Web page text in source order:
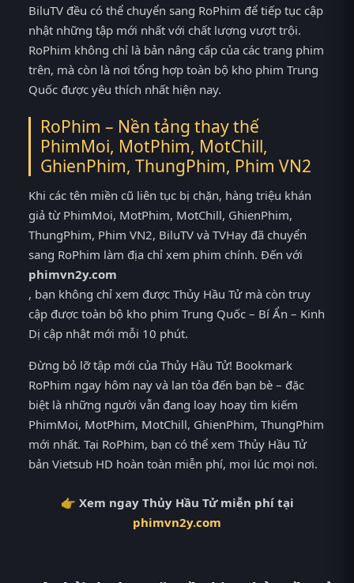
BiluTV đều có thể chuyển sang RoPhim để tiếp tục cập
nhật những tập mới nhất với chất lượng vượt trội.
RoPhim không chỉ là bản nâng cấp của các trang phim
trên, mà còn là nơi tổng hợp toàn bộ kho phim Trung
Quốc được yêu thích nhất hiện nay.
RoPhim – Nền tảng thay thế
PhimMoi, MotPhim, MotChill,
GhienPhim, ThungPhim, Phim VN2
Khi các tên miền cũ liên tục bị chặn, hàng triệu khán
giả từ PhimMoi, MotPhim, MotChill, GhienPhim,
ThungPhim, Phim VN2, BiluTV và TVHay đã chuyển
sang RoPhim làm địa chỉ xem phim chính. Đến với
phimvn2y.com
, bạn không chỉ xem được Thủy Hầu Tử mà còn truy
cập được toàn bộ kho phim Trung Quốc – Bí Ẩn – Kinh
Dị cập nhật mới mỗi 10 phút.
Đừng bỏ lỡ tập mới của Thủy Hầu Tử! Bookmark
RoPhim ngay hôm nay và lan tỏa đến bạn bè – đặc
biệt là những người vẫn đang loay hoay tìm kiếm
PhimMoi, MotPhim, MotChill, GhienPhim, ThungPhim
mới nhất. Tại RoPhim, bạn có thể xem Thủy Hầu Tử
bản Vietsub HD hoàn toàn miễn phí, mọi lúc mọi nơi.
👉 Xem ngay Thủy Hầu Tử miễn phí tại
phimvn2y.com